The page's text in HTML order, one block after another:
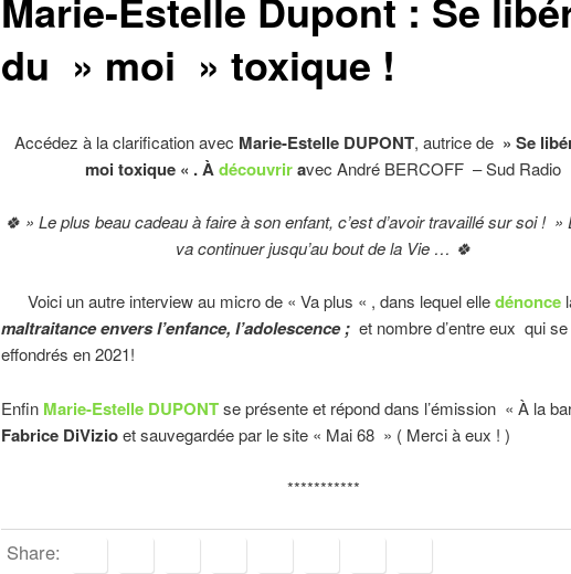
du » moi » toxique !
Accédez à la clarification avec Marie-Estelle DUPONT, autrice de » Se
moi toxique « . Àdécouvriravec André BERCOFF – Sud Radio
🍀 » Le plus beau cadeau à faire à son enfant, c’est d’avoir travaillé sur soi ! »
va continuer jusqu’au bout de la Vie … 🍀
Voici un autre interview au micro de « Va plus « , dans lequel elledénonce
maltraitance envers l’enfance, l’adolescence ; et nombre d’entre eux qui
effondrés en 2021!
Enfin Marie-Estelle DUPONTse présente et répond dans l’émission « À la
Fabrice DiVizioet sauvegardée par le site « Mai 68 » ( Merci à eux ! )
***********
Share: